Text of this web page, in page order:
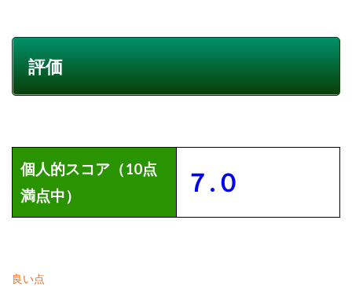
評価
個人的スコア（10点
満点中）
７.０
良い点